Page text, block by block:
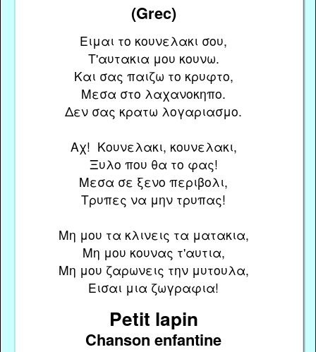
(Grec)
Ειμαι το κουνελακι σου,
Τ'αυτακια μου κουνω.
Και σας παιζω το κρυφτο,
Μεσα στο λαχανοκηπο.
Δεν σας κρατω λογαριασμο.
Αχ! Κουνελακι, κουνελακι,
Ξυλο που θα το φας!
Μεσα σε ξενο περιβολι,
Τρυπες να μην τρυπας!
Μη μου τα κλινεις τα ματακια,
Μη μου κουνας τ'αυτια,
Μη μου ζαρωνεις την μυτουλα,
Εισαι μια ζωγραφια!
Petit lapin
Chanson enfantine